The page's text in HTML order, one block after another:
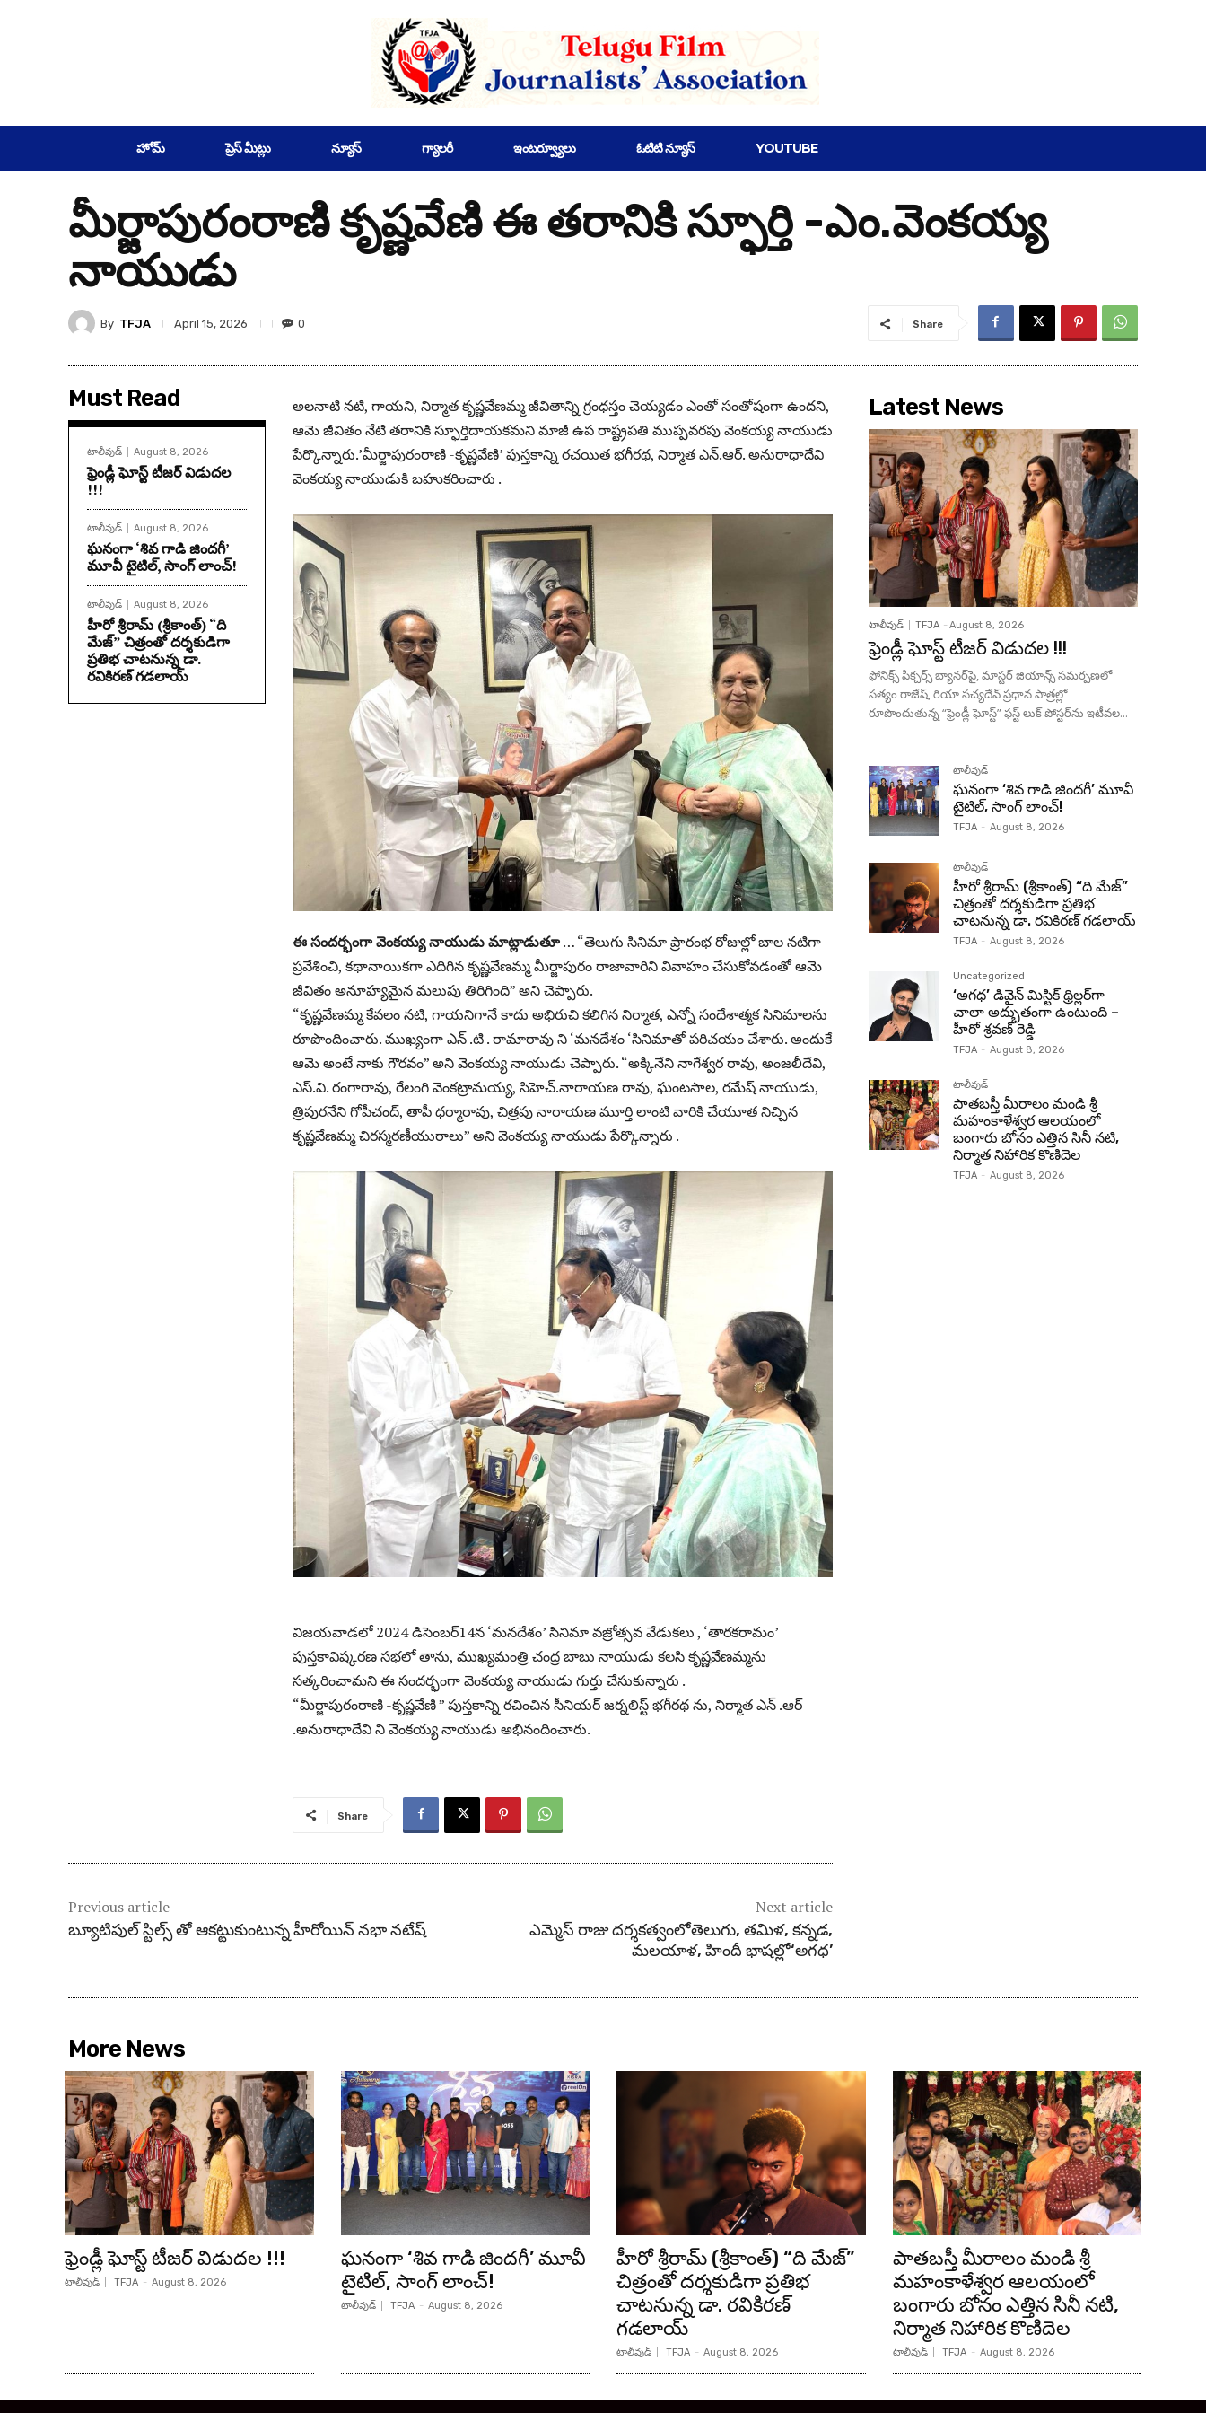
హోమ్ ప్రెస్ మీట్లు న్యూస్ గ్యాలరీ ఇంటర్వ్యూలు ఓటిటి న్యూస్ YOUTUBE
మీర్జాపురంరాణి కృష్ణవేణి ఈ తరానికి స్ఫూర్తి -ఎం.వెంకయ్య
నాయుడు
By TFJA April 15, 2026 0 Share
Must Read
టాలీవుడ్ August 8, 2026
ఫ్రెండ్లీ ఘోస్ట్ టీజర్ విడుదల
!!!
టాలీవుడ్ August 8, 2026
ఘనంగా ‘శివ గాడి జింద‌గీ’
మూవీ టైటిల్, సాంగ్ లాంచ్!
టాలీవుడ్ August 8, 2026
హీరో శ్రీరామ్ (శ్రీకాంత్) “ది
మేజ్” చిత్రంతో దర్శకుడిగా
ప్రతిభ చాటనున్న డా.
రవికిరణ్ గడలాయ్
అలనాటి నటి, గాయని, నిర్మాత కృష్ణవేణమ్మ జీవితాన్ని గ్రంధస్తం చెయ్యడం ఎంతో సంతోషంగా ఉందని,
ఆమె జీవితం నేటి తరానికి స్ఫూర్తిదాయకమని మాజీ ఉప రాష్ట్రపతి ముప్పవరపు వెంకయ్య నాయుడు
పేర్కొన్నారు.’మీర్జాపురంరాణి -కృష్ణవేణి’ పుస్తకాన్ని రచయిత భగీరథ, నిర్మాత ఎన్.ఆర్. అనురాధాదేవి
వెంకయ్య నాయుడుకి బహుకరించారు .
ఈ సందర్భంగా వెంకయ్య నాయుడు మాట్లాడుతూ… “తెలుగు సినిమా ప్రారంభ రోజుల్లో బాల నటిగా
ప్రవేశించి, కథానాయికగా ఎదిగిన కృష్ణవేణమ్మ మీర్జాపురం రాజావారిని వివాహం చేసుకోవడంతో ఆమె
జీవితం అనూహ్యమైన మలుపు తిరిగింది” అని చెప్పారు.
“కృష్ణవేణమ్మ కేవలం నటి, గాయనిగానే కాదు అభిరుచి కలిగిన నిర్మాత, ఎన్నో సందేశాత్మక సినిమాలను
రూపొందించారు. ముఖ్యంగా ఎన్ .టి . రామారావు ని ‘మనదేశం ‘సినిమాతో పరిచయం చేశారు. అందుకే
ఆమె అంటే నాకు గౌరవం” అని వెంకయ్య నాయుడు చెప్పారు. “అక్కినేని నాగేశ్వర రావు, అంజలీదేవి,
ఎస్.వి. రంగారావు, రేలంగి వెంకట్రామయ్య, సిహెచ్.నారాయణ రావు, ఘంటసాల, రమేష్ నాయుడు,
త్రిపురనేని గోపీచంద్, తాపీ ధర్మారావు, చిత్రపు నారాయణ మూర్తి లాంటి వారికి చేయూత నిచ్చిన
కృష్ణవేణమ్మ చిరస్మరణీయురాలు” అని వెంకయ్య నాయుడు పేర్కొన్నారు .
విజయవాడలో 2024 డిసెంబర్14న ‘మనదేశం’ సినిమా వజ్రోత్సవ వేడుకలు , ‘తారకరామం’
పుస్తకావిష్కరణ సభలో తాను, ముఖ్యమంత్రి చంద్ర బాబు నాయుడు కలసి కృష్ణవేణమ్మను
సత్కరించామని ఈ సందర్భంగా వెంకయ్య నాయుడు గుర్తు చేసుకున్నారు .
“మీర్జాపురంరాణి -కృష్ణవేణి ” పుస్తకాన్ని రచించిన సీనియర్ జర్నలిస్ట్ భగీరథ ను, నిర్మాత ఎన్ .ఆర్
.అనురాధాదేవి ని వెంకయ్య నాయుడు అభినందించారు.
Share
Previous article
బ్యూటిపుల్ స్టిల్స్ తో ఆకట్టుకుంటున్న హీరోయిన్ నభా నటేష్
Next article
ఎమ్మెస్ రాజు దర్శకత్వంలోతెలుగు, తమిళ, కన్నడ,
మలయాళ, హిందీ భాషల్లో‘అగధ’
Latest News
టాలీవుడ్ TFJA - August 8, 2026
ఫ్రెండ్లీ ఘోస్ట్ టీజర్ విడుదల !!!
ఫోనిక్స్ పిక్చర్స్ బ్యానర్‌పై, మాస్టర్ జియాన్స్ సమర్పణలో
సత్యం రాజేష్, రియా సచ్యదేవ్ ప్రధాన పాత్రల్లో
రూపొందుతున్న “ఫ్రెండ్లీ ఘోస్ట్” ఫస్ట్ లుక్ పోస్టర్‌ను ఇటీవల...
టాలీవుడ్
ఘనంగా ‘శివ గాడి జింద‌గీ’ మూవీ
టైటిల్, సాంగ్ లాంచ్!
TFJA - August 8, 2026
టాలీవుడ్
హీరో శ్రీరామ్ (శ్రీకాంత్) “ది మేజ్”
చిత్రంతో దర్శకుడిగా ప్రతిభ
చాటనున్న డా. రవికిరణ్ గడలాయ్
TFJA - August 8, 2026
Uncategorized
‘అగధ’ డివైన్ మిస్టిక్ థ్రిల్లర్‌గా
చాలా అద్భుతంగా ఉంటుంది –
హీరో శ్రవణ్ రెడ్డి
TFJA - August 8, 2026
టాలీవుడ్
పాతబస్తీ మీరాలం మండి శ్రీ
మహంకాళేశ్వర ఆలయంలో
బంగారు బోనం ఎత్తిన సినీ నటి,
నిర్మాత నిహారిక కొణిదెల
TFJA - August 8, 2026
More News
ఫ్రెండ్లీ ఘోస్ట్ టీజర్ విడుదల !!!
టాలీవుడ్ TFJA - August 8, 2026
ఘనంగా ‘శివ గాడి జింద‌గీ’ మూవీ
టైటిల్, సాంగ్ లాంచ్!
టాలీవుడ్ TFJA - August 8, 2026
హీరో శ్రీరామ్ (శ్రీకాంత్) “ది మేజ్”
చిత్రంతో దర్శకుడిగా ప్రతిభ
చాటనున్న డా. రవికిరణ్
గడలాయ్
టాలీవుడ్ TFJA - August 8, 2026
పాతబస్తీ మీరాలం మండి శ్రీ
మహంకాళేశ్వర ఆలయంలో
బంగారు బోనం ఎత్తిన సినీ నటి,
నిర్మాత నిహారిక కొణిదెల
టాలీవుడ్ TFJA - August 8, 2026